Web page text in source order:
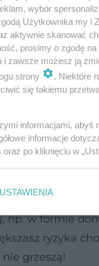
być wiążąca i
w 1997 i
kolejne
np. w formie
ryzyka
grzeszą!
wybór
Użytkownika my i
aktywnie skanować
prosimy o zgodę
i zawsze możesz ją
strony
. Niektóre
się takiemu
informacjami,
informacje
oraz po kliknięciu w
USTAWIENIA